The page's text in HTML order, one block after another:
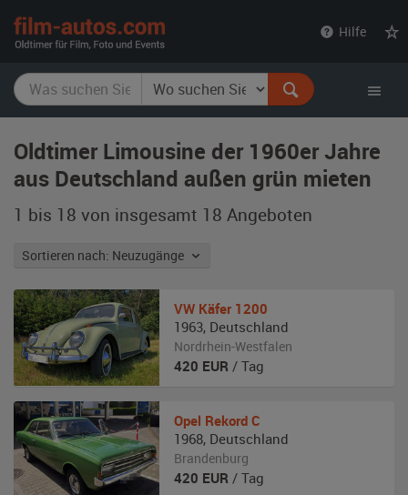
Hilfe
Oldtimer Limousine der 1960er Jahre
aus Deutschland außen grün mieten
1 bis 18 von insgesamt 18 Angeboten
Sortieren nach: Neuzugänge
VW Käfer 1200
1963, Deutschland
Nordrhein-Westfalen
420 EUR / Tag
Opel Rekord C
1968, Deutschland
Brandenburg
420 EUR / Tag